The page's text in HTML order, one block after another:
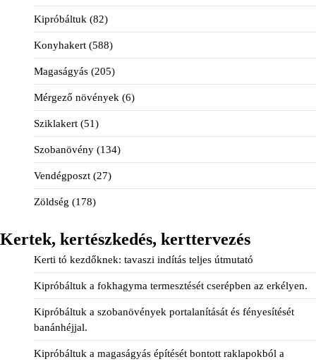
Kipróbáltuk (82)
Konyhakert (588)
Magaságyás (205)
Mérgező növények (6)
Sziklakert (51)
Szobanövény (134)
Vendégposzt (27)
Zöldség (178)
Kertek, kertészkedés, kerttervezés
Kerti tó kezdőknek: tavaszi indítás teljes útmutató
Kipróbáltuk a fokhagyma termesztését cserépben az erkélyen.
Kipróbáltuk a szobanövények portalanítását és fényesítését
banánhéjjal.
Kipróbáltuk a magaságyás építését bontott raklapokból a